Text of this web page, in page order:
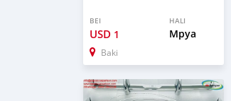
BEI
USD 1
HALI
Mpya
Baki